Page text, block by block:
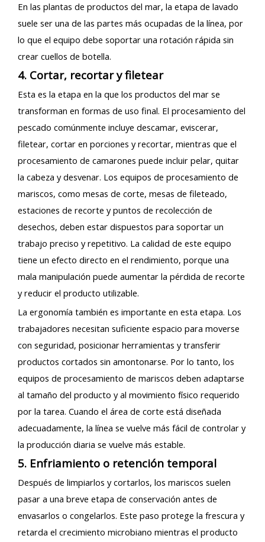
En las plantas de productos del mar, la etapa de lavado
suele ser una de las partes más ocupadas de la línea, por
lo que el equipo debe soportar una rotación rápida sin
crear cuellos de botella.
4. Cortar, recortar y filetear
Esta es la etapa en la que los productos del mar se
transforman en formas de uso final. El procesamiento del
pescado comúnmente incluye descamar, eviscerar,
filetear, cortar en porciones y recortar, mientras que el
procesamiento de camarones puede incluir pelar, quitar
la cabeza y desvenar. Los equipos de procesamiento de
mariscos, como mesas de corte, mesas de fileteado,
estaciones de recorte y puntos de recolección de
desechos, deben estar dispuestos para soportar un
trabajo preciso y repetitivo. La calidad de este equipo
tiene un efecto directo en el rendimiento, porque una
mala manipulación puede aumentar la pérdida de recorte
y reducir el producto utilizable.
La ergonomía también es importante en esta etapa. Los
trabajadores necesitan suficiente espacio para moverse
con seguridad, posicionar herramientas y transferir
productos cortados sin amontonarse. Por lo tanto, los
equipos de procesamiento de mariscos deben adaptarse
al tamaño del producto y al movimiento físico requerido
por la tarea. Cuando el área de corte está diseñada
adecuadamente, la línea se vuelve más fácil de controlar y
la producción diaria se vuelve más estable.
5. Enfriamiento o retención temporal
Después de limpiarlos y cortarlos, los mariscos suelen
pasar a una breve etapa de conservación antes de
envasarlos o congelarlos. Este paso protege la frescura y
retarda el crecimiento microbiano mientras el producto